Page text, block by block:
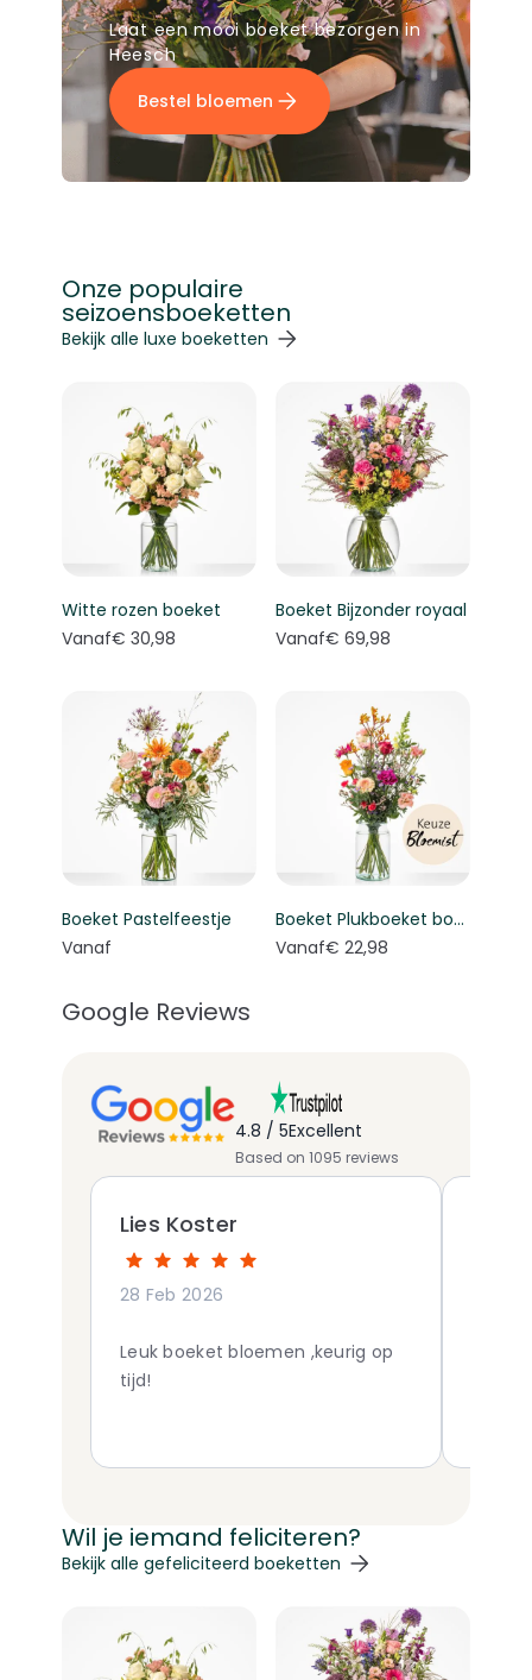
Laat een mooi boeket bezorgen in
Heesch
Bestel bloemen
Onze populaire
seizoensboeketten
Navigeren door de elementen van de carrousel is
Druk om carrousel over te slaan
Bekijk alle luxe boeketten
Witte rozen boeket
Vanaf€ 30,98
Boeket Bijzonder royaal
Vanaf€ 69,98
Boeket Pastelfeestje
Vanaf
Boeket Plukboeket bont - Keuze bloemist
Vanaf€ 22,98
Google Reviews
4.8 / 5Excellent
Based on 1095 reviews
Lies Koster
28 Feb 2026
Leuk boeket bloemen ,keurig op
tijd!
Wil je iemand feliciteren?
Navigeren door de elementen van de carrousel is
Druk om carrousel over te slaan
Bekijk alle gefeliciteerd boeketten